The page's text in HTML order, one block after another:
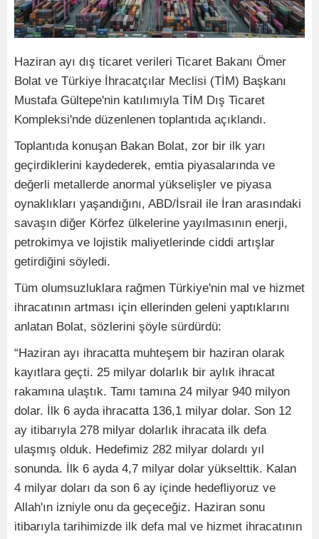
Haziran ayı dış ticaret verileri Ticaret Bakanı Ömer
Bolat ve Türkiye İhracatçılar Meclisi (TİM) Başkanı
Mustafa Gültepe'nin katılımıyla TİM Dış Ticaret
Kompleksi'nde düzenlenen toplantıda açıklandı.
Toplantıda konuşan Bakan Bolat, zor bir ilk yarı
geçirdiklerini kaydederek, emtia piyasalarında ve
değerli metallerde anormal yükselişler ve piyasa
oynaklıkları yaşandığını, ABD/İsrail ile İran arasındaki
savaşın diğer Körfez ülkelerine yayılmasının enerji,
petrokimya ve lojistik maliyetlerinde ciddi artışlar
getirdiğini söyledi.
Tüm olumsuzluklara rağmen Türkiye'nin mal ve hizmet
ihracatının artması için ellerinden geleni yaptıklarını
anlatan Bolat, sözlerini şöyle sürdürdü:
“Haziran ayı ihracatta muhteşem bir haziran olarak
kayıtlara geçti. 25 milyar dolarlık bir aylık ihracat
rakamına ulaştık. Tamı tamına 24 milyar 940 milyon
dolar. İlk 6 ayda ihracatta 136,1 milyar dolar. Son 12
ay itibarıyla 278 milyar dolarlık ihracata ilk defa
ulaşmış olduk. Hedefimiz 282 milyar dolardı yıl
sonunda. İlk 6 ayda 4,7 milyar dolar yükselttik. Kalan
4 milyar doları da son 6 ay içinde hedefliyoruz ve
Allah'ın izniyle onu da geçeceğiz. Haziran sonu
itibarıyla tarihimizde ilk defa mal ve hizmet ihracatının